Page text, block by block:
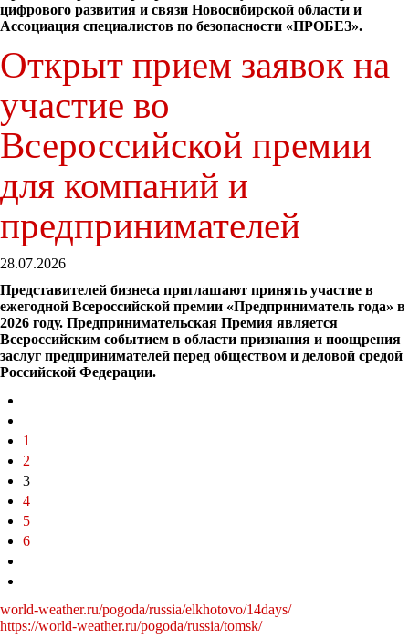
цифрового развития и связи Новосибирской области и
Ассоциация специалистов по безопасности «ПРОБЕЗ».
Открыт прием заявок на
участие во
Всероссийской премии
для компаний и
предпринимателей
28.07.2026
Представителей бизнеса приглашают принять участие в
ежегодной Всероссийской премии «Предприниматель года» в
2026 году. Предпринимательская Премия является
Всероссийским событием в области признания и поощрения
заслуг предпринимателей перед обществом и деловой средой
Российской Федерации.
1
2
3
4
5
6
world-weather.ru/pogoda/russia/elkhotovo/14days/
https://world-weather.ru/pogoda/russia/tomsk/